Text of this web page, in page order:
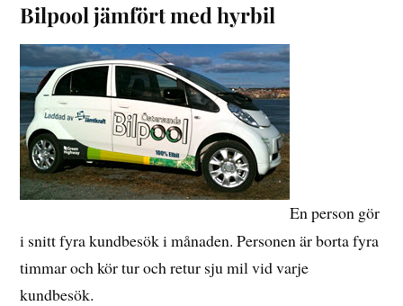
Bilpool jämfört med hyrbil
En person gör
i snitt fyra kundbesök i månaden. Personen är borta fyra
timmar och kör tur och retur sju mil vid varje
kundbesök.